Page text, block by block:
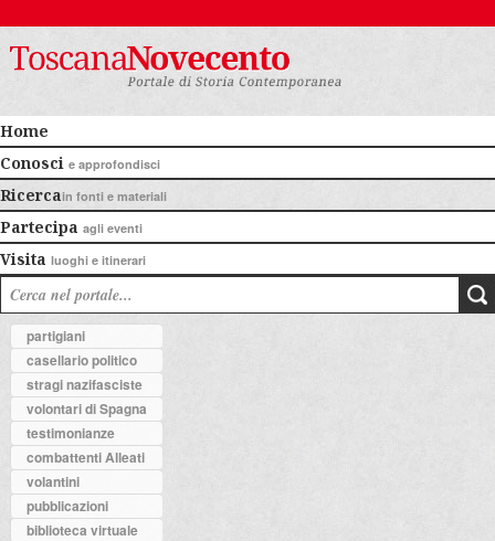
Home
Conosci e approfondisci
Ricercain fonti e materiali
Partecipa agli eventi
Visita luoghi e itinerari
partigiani
casellario politico
stragi nazifasciste
volontari di Spagna
testimonianze
combattenti Alleati
volantini
pubblicazioni
biblioteca virtuale